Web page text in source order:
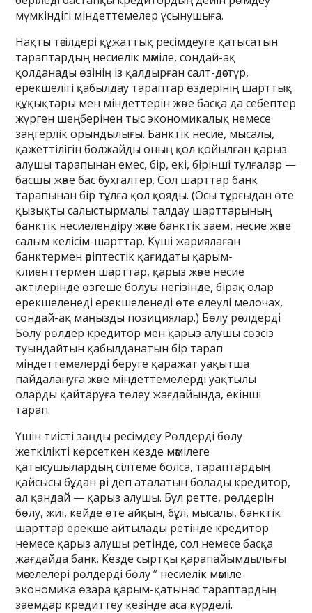
мүмкіндігі міндеттемелер ұсынушыға.
Нақты тәсілдері құжаттық ресімдеуге қатысатын
тараптардың несиелік мәміле, сондай-ақ
қолданады өзінің із қалдырған салт-дәстүр,
ерекшелігі қабылдау тараптар өздерінің шарттық
құқықтары мен міндеттерін және басқа да себептер
жүрген шеңберінен тыс экономикалық немесе
заңгерлік орындылығы. Банктік несие, мысалы,
қажеттілігін болжайды оның қол қойылған қарыз
алушы тарапынан емес, бір, екі, бірінші тұлғалар —
басшы және бас бухгалтер. Сол шарттар банк
тарапынан бір тұлға қол қояды. (Осы тұрғыдан өте
қызықты салыстырмалы талдау шарттарының
банктік несиелендіру және банктік заем, несие және
салым келісім-шарттар. Күші жариялаған
банктермен әріптестік қағидаты қарым-
клиенттермен шарттар, қарыз және несие
актілерінде өзгеше болуы негізінде, бірақ олар
ерекшеленеді ерекшеленеді өте елеулі мелочах,
сондай-ақ маңызды позициялар.) Бөлу рөлдерді
Бөлу рөлдер кредитор мен қарыз алушы сөзсіз
туындайтын қабылданатын бір тарап
міндеттемелерді беруге қаражат уақытша
пайдалануға және міндеттемелерді уақтылы
оларды қайтаруға төлеу жағдайында, екінші
тарап.
Үшін тиісті заңды ресімдеу Рөлдерді бөлу
жеткілікті көрсеткен кезде мәмілеге
қатысушылардың сілтеме болса, тараптардың
қайсысы бұдан әрі деп аталатын болады кредитор,
ал қандай — қарыз алушы. Бұл ретте, рөлдерін
бөлу, жиі, кейде өте айқын, бұл, мысалы, банктік
шарттар ерекше айтылады ретінде кредитор
немесе қарыз алушы ретінде, сол немесе басқа
жағдайда банк. Кезде сыртқы қарапайымдылығы
мәселелері рөлдерді бөлу ” несиелік мәміле
экономика өзара қарым-қатынас тараптардың
заемдар кредиттеу кезінде аса күрделі.